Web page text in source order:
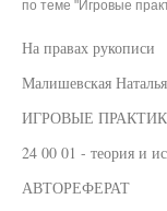
по теме "Игровые
На правах рукописи
Малишевская
ИГРОВЫЕ
24 00 01 - теория и
АВТОРЕФЕРАТ